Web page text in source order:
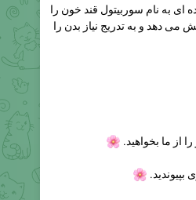
ای به نام سوربیتول قند خون را
می دهد و به تدریج نیاز بدن را
از ما بخواهید.